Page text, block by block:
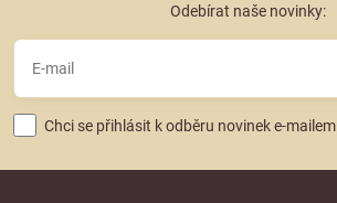
Odebírat naše novinky:
Chci se přihlásit k odběru novinek e-mailem